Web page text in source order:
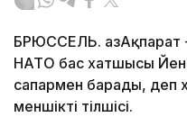
БРЮССЕЛЬ.
НАТО бас хатшысы
сапармен барады, деп
меншікті тілшісі.